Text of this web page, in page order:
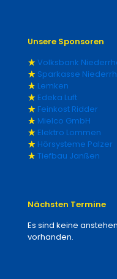
Unsere Sponsoren
Volksbank
Sparkasse
Lemken
Edeka Luft
Feinkost Ridder
Mielco GmbH
Elektro Lommen
Hörsysteme Palzer
Tiefbau Janßen
Nächsten Termine
Es sind keine
vorhanden.